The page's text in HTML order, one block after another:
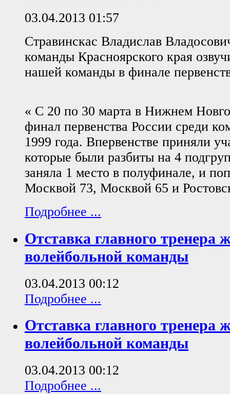
03.04.2013 01:57
Стравинскас Владислав
команды Красноярского края
нашей команды в финале
« С 20 по 30 марта в Нижнем
финал первенства России среди
1999 года. Впервенстве приняли
которые были разбиты на 4
заняла 1 место в полуфинале, и
Москвой 73, Москвой 65 и
Подробнее ...
Отставка главного тренера
волейбольной команды
03.04.2013 00:12
Подробнее ...
Отставка главного тренера
волейбольной команды
03.04.2013 00:12
Подробнее ...